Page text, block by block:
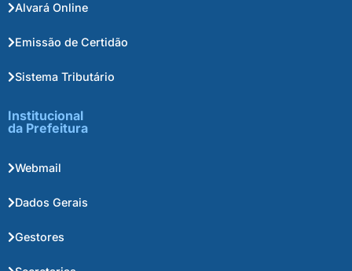
Alvará Online
Emissão de Certidão
Sistema Tributário
Institucional
da Prefeitura
Webmail
Dados Gerais
Gestores